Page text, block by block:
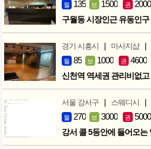
월 135 보 1500 권 2000
구월동 시장인근 유동인
경기 시흥시 | 마사지샵 |
월 85 보 1000 권 4600
신천역 역세권 관리비없
서울 강서구 | 스웨디시 |
월 270 보 3000 권 5000
강서 콜 5등안에 들어오는